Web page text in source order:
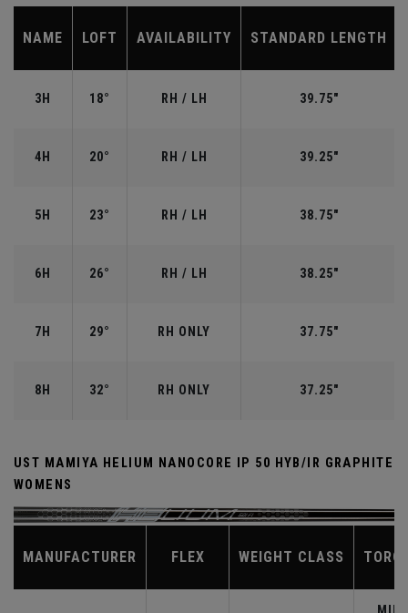
NAME LOFT AVAILABILITY STANDARD LENGTH
3H 18° RH / LH 39.75"
4H 20° RH / LH 39.25"
5H 23° RH / LH 38.75"
6H 26° RH / LH 38.25"
7H 29° RH ONLY 37.75"
8H 32° RH ONLY 37.25"
UST MAMIYA HELIUM NANOCORE IP 50 HYB/IR GRAPHITE
WOMENS
MANUFACTURER FLEX WEIGHT CLASS